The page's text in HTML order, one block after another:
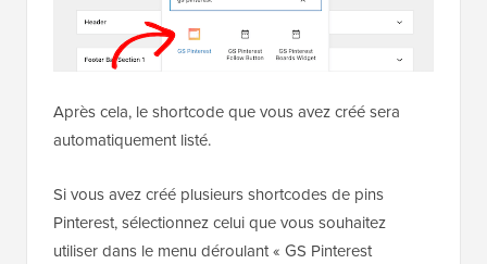
Après cela, le shortcode que vous avez créé sera
automatiquement listé.
Si vous avez créé plusieurs shortcodes de pins
Pinterest, sélectionnez celui que vous souhaitez
utiliser dans le menu déroulant « GS Pinterest